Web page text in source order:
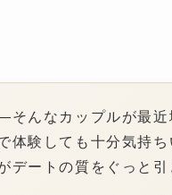
んなカップルが最近
体験しても十分気持
ートの質をぐっと引